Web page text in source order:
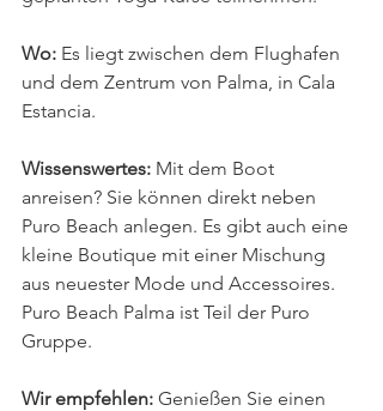
Wo: Es liegt zwischen dem Flughafen
und dem Zentrum von Palma, in Cala
Estancia.
Wissenswertes: Mit dem Boot
anreisen? Sie können direkt neben
Puro Beach anlegen. Es gibt auch eine
kleine Boutique mit einer Mischung
aus neuester Mode und Accessoires.
Puro Beach Palma ist Teil der Puro
Gruppe.
Wir empfehlen: Genießen Sie einen